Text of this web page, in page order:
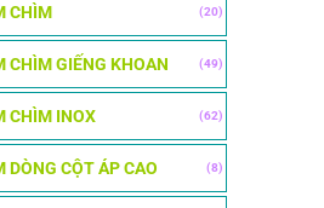
CHÌM (20)
CHÌM GIẾNG KHOAN (49)
CHÌM INOX (62)
DÒNG CỘT ÁP CAO (8)